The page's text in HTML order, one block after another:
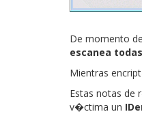
De momento
escanea
Mientras
Estas notas de
v�ctima un